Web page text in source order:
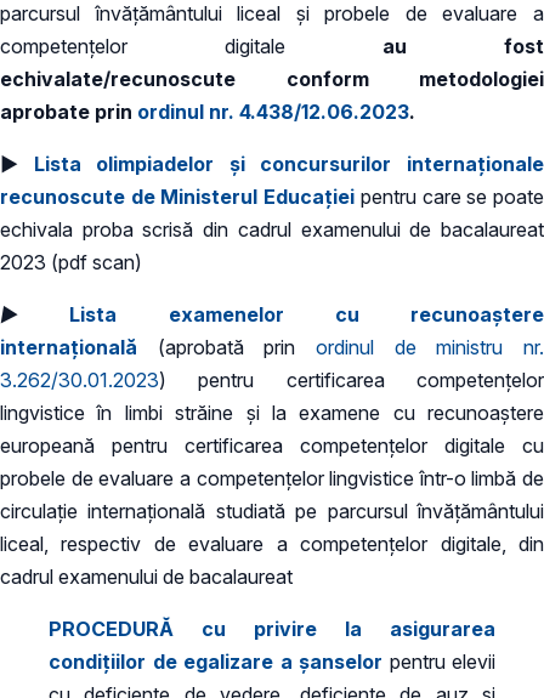
parcursul învăţământului liceal şi probele de evaluare a
competenţelor digitale au fost
echivalate/recunoscute conform metodologiei
aprobate prin ordinul nr. 4.438/12.06.2023.
► Lista olimpiadelor și concursurilor internaționale
recunoscute de Ministerul Educației pentru care se poate
echivala proba scrisă din cadrul examenului de bacalaureat
2023 (pdf scan)
► Lista examenelor cu recunoaştere
internaţională (aprobată prin ordinul de ministru nr.
3.262/30.01.2023) pentru certificarea competenţelor
lingvistice în limbi străine şi la examene cu recunoaştere
europeană pentru certificarea competenţelor digitale cu
probele de evaluare a competenţelor lingvistice într-o limbă de
circulaţie internaţională studiată pe parcursul învăţământului
liceal, respectiv de evaluare a competenţelor digitale, din
cadrul examenului de bacalaureat
PROCEDURĂ cu privire la asigurarea
condițiilor de egalizare a șanselor pentru elevii